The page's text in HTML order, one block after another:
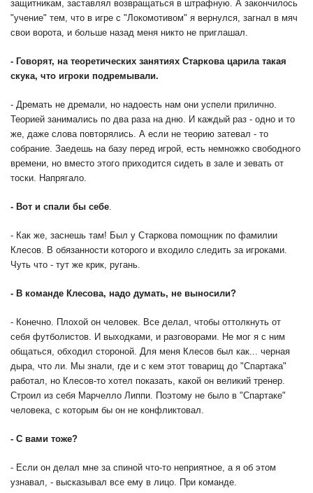
защитникам, заставлял возвращаться в штрафную. А закончилось
"учение" тем, что в игре с "Локомотивом" я вернулся, загнал в мяч
свои ворота, и больше назад меня никто не приглашал.
- Говорят, на теоретических занятиях Старкова царила такая
скука, что игроки подремывали.
- Дремать не дремали, но надоесть нам они успели прилично.
Теорией занимались по два раза на дню. И каждый раз - одно и то
же, даже слова повторялись. А если не теорию затевал - то
собрание. Заедешь на базу перед игрой, есть немножко свободного
времени, но вместо этого приходится сидеть в зале и зевать от
тоски. Напрягало.
- Вот и спали бы себе
- Как же, заснешь там! Был у Старкова помощник по фамилии
Клесов. В обязанности которого и входило следить за игроками.
Чуть что - тут же крик, ругань.
- В команде Клесова, надо думать, не выносили?
- Конечно. Плохой он человек. Все делал, чтобы оттолкнуть от
себя футболистов. И выходками, и разговорами. Не мог я с ним
общаться, обходил стороной. Для меня Клесов был как... черная
дыра, что ли. Мы знали, где и с кем этот товарищ до "Спартака"
работал, но Клесов-то хотел показать, какой он великий тренер.
Строил из себя Марчелло Липпи. Поэтому не было в "Спартаке"
человека, с которым бы он не конфликтовал.
- С вами тоже?
- Если он делал мне за спиной что-то неприятное, а я об этом
узнавал, - высказывал все ему в лицо. При команде.